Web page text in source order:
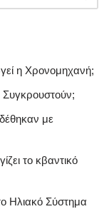
η Χρονομηχανή;
Συγκρουστούν;
με
το κβαντικό
Ηλιακό Σύστημα